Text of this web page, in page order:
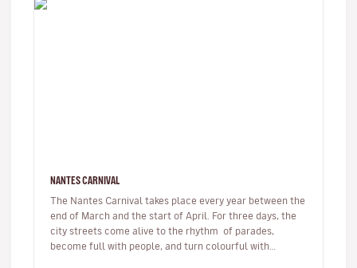
NANTES CARNIVAL
The Nantes Carnival takes place every year between the
end of March and the start of April. For three days, the
city streets come alive to the rhythm of parades,
become full with people, and turn colourful with